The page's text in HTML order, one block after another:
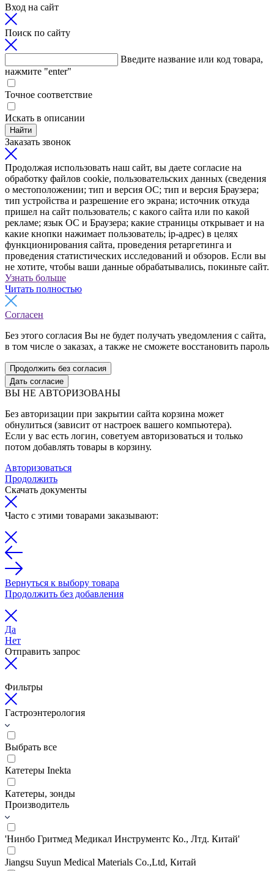
Вход на сайт
Поиск по сайту
Введите название или код товара,
нажмите "enter"
Точное соответствие
Искать в описании
Найти
Заказать звонок
Продолжая использовать наш сайт, вы даете согласие на
обработку файлов cookie, пользовательских данных (сведения
о местоположении; тип и версия ОС; тип и версия Браузера;
тип устройства и разрешение его экрана; источник откуда
пришел на сайт пользователь; с какого сайта или по какой
рекламе; язык ОС и Браузера; какие страницы открывает и на
какие кнопки нажимает пользователь; ip-адрес) в целях
функционирования сайта, проведения ретаргетинга и
проведения статистических исследований и обзоров. Если вы
не хотите, чтобы ваши данные обрабатывались, покиньте сайт.
Узнать больше
Читать полностью
Согласен
Без этого согласия Вы не будет получать уведомления с сайта,
в том числе о заказах, а также не сможете восстановить пароль
Продолжить без согласия
Дать согласие
ВЫ НЕ АВТОРИЗОВАНЫ
Без авторизации при закрытии сайта корзина может
обнулиться (зависит от настроек вашего компьютера).
Если у вас есть логин, советуем авторизоваться и только
потом добавлять товары в корзину.
Авторизоваться
Продолжить
Скачать документы
Часто с этими товарами заказывают:
Вернуться к выбору товара
Продолжить без добавления
Да
Нет
Отправить запрос
Фильтры
Гастроэнтерология
Выбрать все
Катетеры Inekta
Катетеры, зонды
Производитель
'Нинбо Гритмед Медикал Инструментс Ко., Лтд. Китай'
Jiangsu Suyun Medical Materials Co.,Ltd, Китай